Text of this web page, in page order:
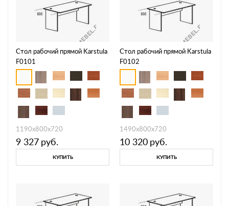
Стол рабочий прямой Karstula
F0101
1190х800х720
9 327 руб.
КУПИТЬ
Стол рабочий прямой Karstula
F0102
1490х800х720
10 320 руб.
КУПИТЬ